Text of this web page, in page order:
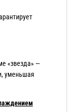
«звезда» —
уменьшая